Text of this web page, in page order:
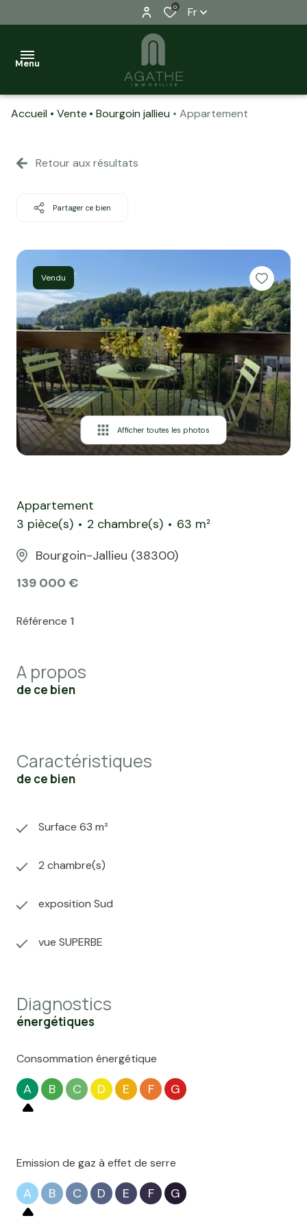
0 Fr
Menu
NOTRE
ESTIMATION
CONTACT
Accueil Vente Bourgoin jallieu Appartement
Retour aux résultats
Partager ce bien
Vendu
Afficher toutes les photos
Appartement
3 pièce(s)
2 chambre(s)
63 m²
Bourgoin-Jallieu (38300)
139 000 €
Référence 1
A propos
de ce bien
Caractéristiques
de ce bien
Surface 63 m²
2 chambre(s)
exposition Sud
vue SUPERBE
Diagnostics
énergétiques
Consommation énergétique
A B C D E F G
Emission de gaz à effet de serre
A B C D E F G